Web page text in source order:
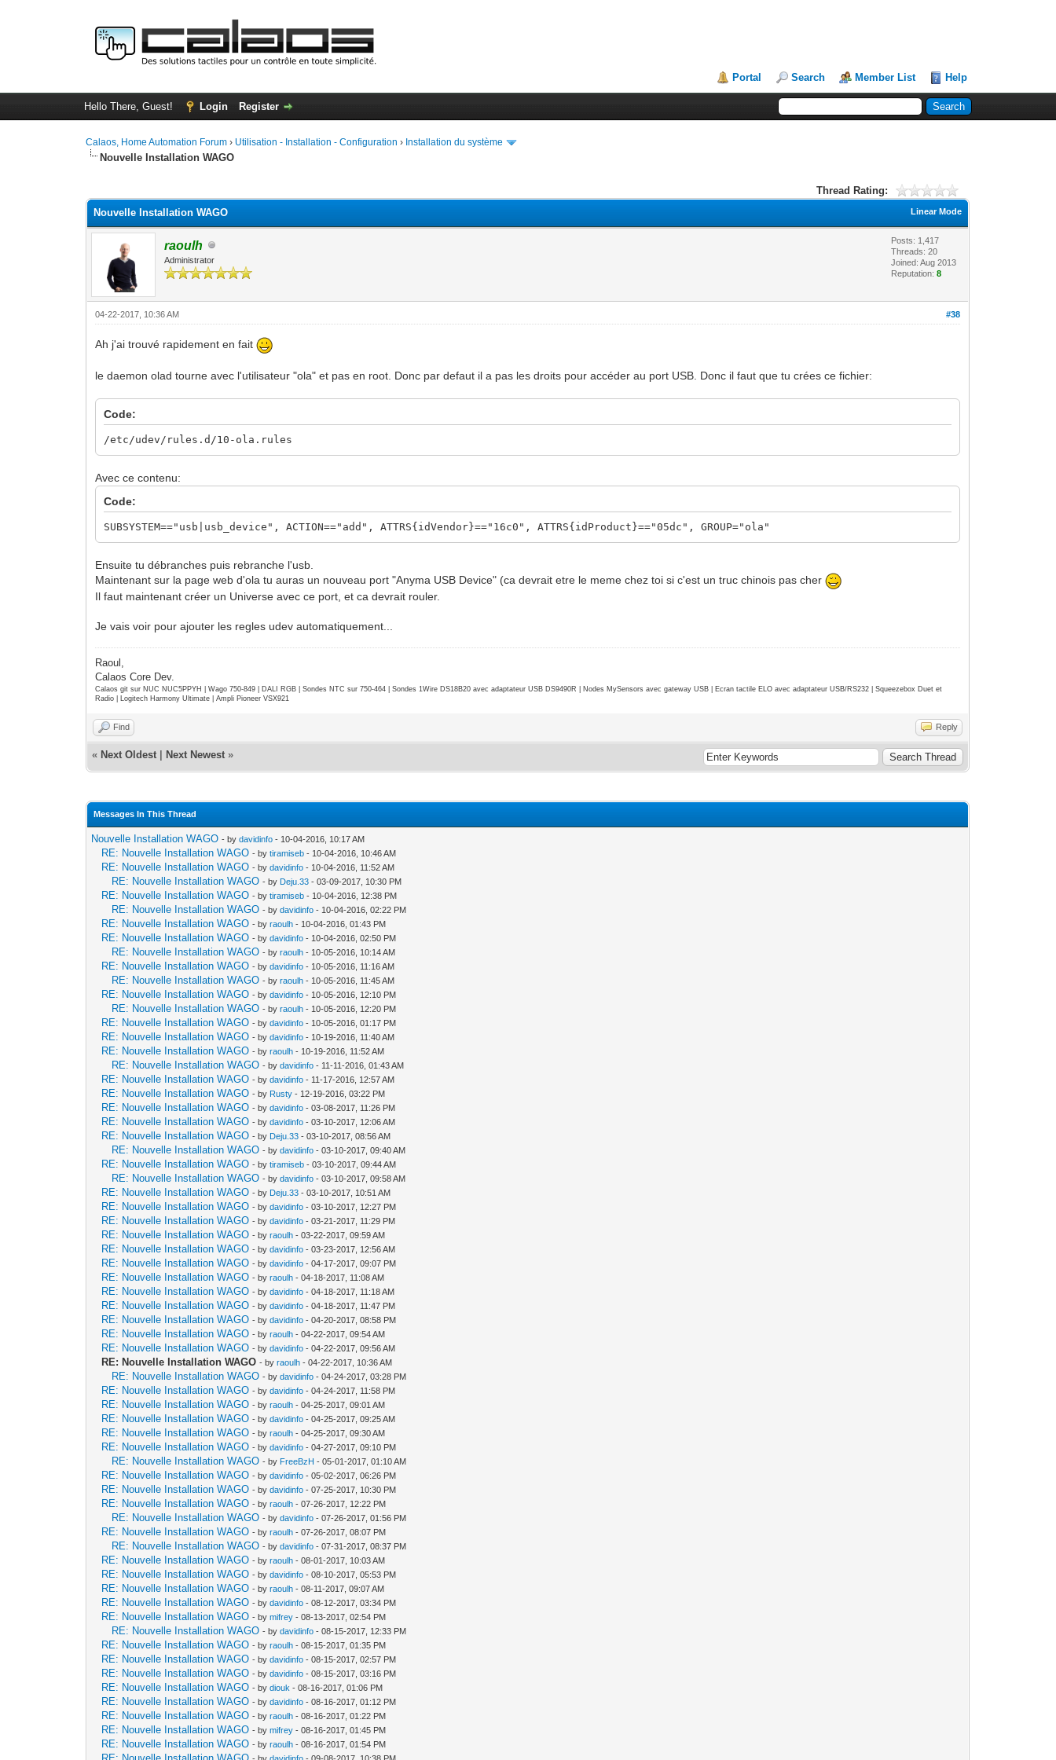
Portal Search Member List Help
Hello There, Guest! Login Register
Calaos, Home Automation Forum › Utilisation - Installation - Configuration › Installation du système
Nouvelle Installation WAGO
Thread Rating:
Linear Mode
Nouvelle Installation WAGO
raoulh
Administrator
Posts: 1,417
Threads: 20
Joined: Aug 2013
Reputation:8
#38
04-22-2017, 10:36 AM
Ah j'ai trouvé rapidement en fait
le daemon olad tourne avec l'utilisateur "ola" et pas en root. Donc par defaut il a pas les droits pour accéder au port USB. Donc il faut que tu crées ce fichier:
Code:
/etc/udev/rules.d/10-ola.rules
Avec ce contenu:
Code:
SUBSYSTEM=="usb|usb_device", ACTION=="add", ATTRS{idVendor}=="16c0", ATTRS{idProduct}=="05dc", GROUP="ola"
Ensuite tu débranches puis rebranche l'usb.
Maintenant sur la page web d'ola tu auras un nouveau port "Anyma USB Device" (ca devrait etre le meme chez toi si c'est un truc chinois pas cher
Il faut maintenant créer un Universe avec ce port, et ca devrait rouler.
Je vais voir pour ajouter les regles udev automatiquement...
Raoul,
Calaos Core Dev.
Calaos git sur NUC NUC5PPYH | Wago 750-849 | DALI RGB | Sondes NTC sur 750-464 | Sondes 1Wire DS18B20 avec adaptateur USB DS9490R | Nodes MySensors avec gateway USB | Ecran tactile ELO avec adaptateur USB/RS232 | Squeezebox Duet et
Radio | Logitech Harmony Ultimate | Ampli Pioneer VSX921
Find Reply
« Next Oldest Next Newest »
Messages In This Thread
Nouvelle Installation WAGO - bydavidinfo - 10-04-2016, 10:17 AM
RE: Nouvelle Installation WAGO - bytiramiseb - 10-04-2016, 10:46 AM
RE: Nouvelle Installation WAGO - bydavidinfo - 10-04-2016, 11:52 AM
RE: Nouvelle Installation WAGO - by Deju.33 - 03-09-2017, 10:30 PM
RE: Nouvelle Installation WAGO - bytiramiseb - 10-04-2016, 12:38 PM
RE: Nouvelle Installation WAGO - bydavidinfo - 10-04-2016, 02:22 PM
RE: Nouvelle Installation WAGO - byraoulh - 10-04-2016, 01:43 PM
RE: Nouvelle Installation WAGO - bydavidinfo - 10-04-2016, 02:50 PM
RE: Nouvelle Installation WAGO - byraoulh - 10-05-2016, 10:14 AM
RE: Nouvelle Installation WAGO - bydavidinfo - 10-05-2016, 11:16 AM
RE: Nouvelle Installation WAGO - byraoulh - 10-05-2016, 11:45 AM
RE: Nouvelle Installation WAGO - bydavidinfo - 10-05-2016, 12:10 PM
RE: Nouvelle Installation WAGO - byraoulh - 10-05-2016, 12:20 PM
RE: Nouvelle Installation WAGO - bydavidinfo - 10-05-2016, 01:17 PM
RE: Nouvelle Installation WAGO - bydavidinfo - 10-19-2016, 11:40 AM
RE: Nouvelle Installation WAGO - byraoulh - 10-19-2016, 11:52 AM
RE: Nouvelle Installation WAGO - bydavidinfo - 11-11-2016, 01:43 AM
RE: Nouvelle Installation WAGO - bydavidinfo - 11-17-2016, 12:57 AM
RE: Nouvelle Installation WAGO - by Rusty - 12-19-2016, 03:22 PM
RE: Nouvelle Installation WAGO - bydavidinfo - 03-08-2017, 11:26 PM
RE: Nouvelle Installation WAGO - bydavidinfo - 03-10-2017, 12:06 AM
RE: Nouvelle Installation WAGO - by Deju.33 - 03-10-2017, 08:56 AM
RE: Nouvelle Installation WAGO - bydavidinfo - 03-10-2017, 09:40 AM
RE: Nouvelle Installation WAGO - bytiramiseb - 03-10-2017, 09:44 AM
RE: Nouvelle Installation WAGO - bydavidinfo - 03-10-2017, 09:58 AM
RE: Nouvelle Installation WAGO - by Deju.33 - 03-10-2017, 10:51 AM
RE: Nouvelle Installation WAGO - bydavidinfo - 03-10-2017, 12:27 PM
RE: Nouvelle Installation WAGO - bydavidinfo - 03-21-2017, 11:29 PM
RE: Nouvelle Installation WAGO - byraoulh - 03-22-2017, 09:59 AM
RE: Nouvelle Installation WAGO - bydavidinfo - 03-23-2017, 12:56 AM
RE: Nouvelle Installation WAGO - bydavidinfo - 04-17-2017, 09:07 PM
RE: Nouvelle Installation WAGO - byraoulh - 04-18-2017, 11:08 AM
RE: Nouvelle Installation WAGO - bydavidinfo - 04-18-2017, 11:18 AM
RE: Nouvelle Installation WAGO - bydavidinfo - 04-18-2017, 11:47 PM
RE: Nouvelle Installation WAGO - bydavidinfo - 04-20-2017, 08:58 PM
RE: Nouvelle Installation WAGO - byraoulh - 04-22-2017, 09:54 AM
RE: Nouvelle Installation WAGO - bydavidinfo - 04-22-2017, 09:56 AM
RE: Nouvelle Installation WAGO - byraoulh - 04-22-2017, 10:36 AM
RE: Nouvelle Installation WAGO - bydavidinfo - 04-24-2017, 03:28 PM
RE: Nouvelle Installation WAGO - bydavidinfo - 04-24-2017, 11:58 PM
RE: Nouvelle Installation WAGO - byraoulh - 04-25-2017, 09:01 AM
RE: Nouvelle Installation WAGO - bydavidinfo - 04-25-2017, 09:25 AM
RE: Nouvelle Installation WAGO - byraoulh - 04-25-2017, 09:30 AM
RE: Nouvelle Installation WAGO - bydavidinfo - 04-27-2017, 09:10 PM
RE: Nouvelle Installation WAGO - by FreeBzH - 05-01-2017, 01:10 AM
RE: Nouvelle Installation WAGO - bydavidinfo - 05-02-2017, 06:26 PM
RE: Nouvelle Installation WAGO - bydavidinfo - 07-25-2017, 10:30 PM
RE: Nouvelle Installation WAGO - byraoulh - 07-26-2017, 12:22 PM
RE: Nouvelle Installation WAGO - bydavidinfo - 07-26-2017, 01:56 PM
RE: Nouvelle Installation WAGO - byraoulh - 07-26-2017, 08:07 PM
RE: Nouvelle Installation WAGO - bydavidinfo - 07-31-2017, 08:37 PM
RE: Nouvelle Installation WAGO - byraoulh - 08-01-2017, 10:03 AM
RE: Nouvelle Installation WAGO - bydavidinfo - 08-10-2017, 05:53 PM
RE: Nouvelle Installation WAGO - byraoulh - 08-11-2017, 09:07 AM
RE: Nouvelle Installation WAGO - bydavidinfo - 08-12-2017, 03:34 PM
RE: Nouvelle Installation WAGO - bymifrey - 08-13-2017, 02:54 PM
RE: Nouvelle Installation WAGO - bydavidinfo - 08-15-2017, 12:33 PM
RE: Nouvelle Installation WAGO - byraoulh - 08-15-2017, 01:35 PM
RE: Nouvelle Installation WAGO - bydavidinfo - 08-15-2017, 02:57 PM
RE: Nouvelle Installation WAGO - bydavidinfo - 08-15-2017, 03:16 PM
RE: Nouvelle Installation WAGO - bydiouk - 08-16-2017, 01:06 PM
RE: Nouvelle Installation WAGO - bydavidinfo - 08-16-2017, 01:12 PM
RE: Nouvelle Installation WAGO - byraoulh - 08-16-2017, 01:22 PM
RE: Nouvelle Installation WAGO - bymifrey - 08-16-2017, 01:45 PM
RE: Nouvelle Installation WAGO - byraoulh - 08-16-2017, 01:54 PM